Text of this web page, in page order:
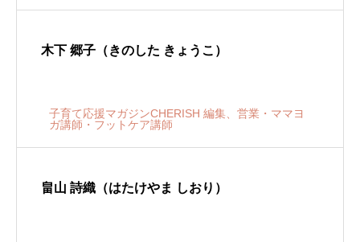
木下 郷子（きのした きょうこ）
子育て応援マガジンCHERISH 編集、営業・ママヨ
ガ講師・フットケア講師
畠山 詩織（はたけやま しおり）